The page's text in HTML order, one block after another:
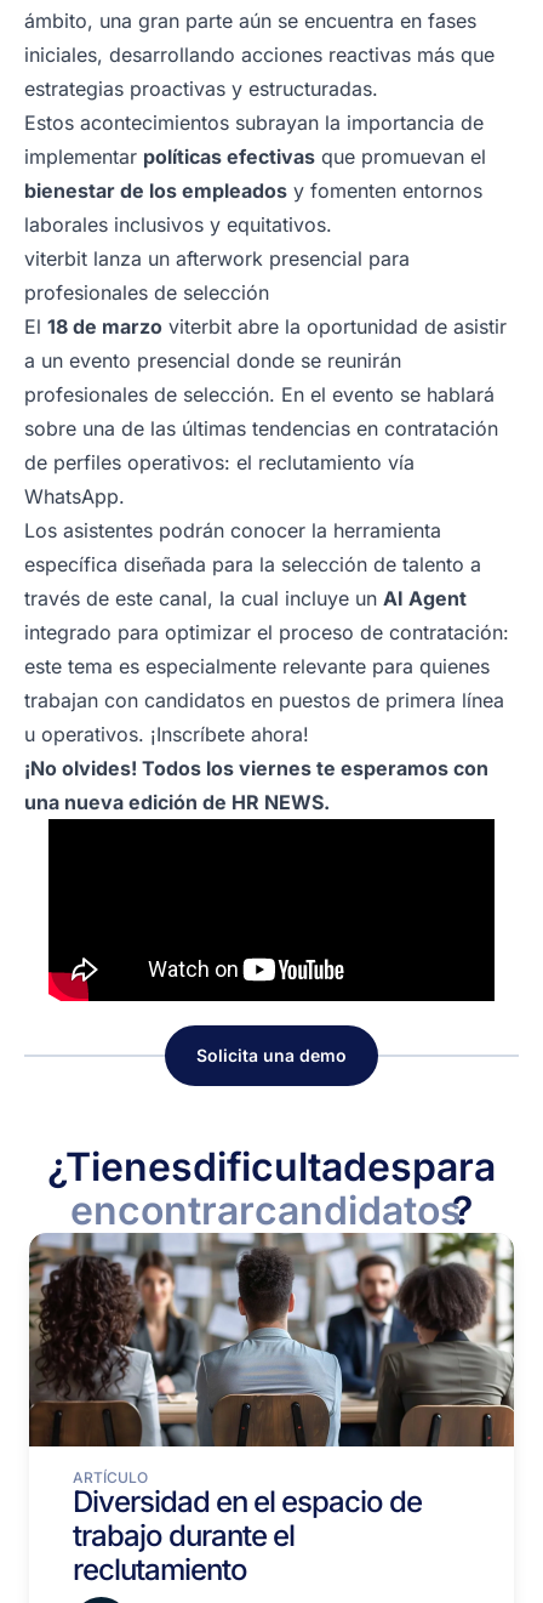
ámbito, una gran parte aún se encuentra en fases
iniciales, desarrollando acciones reactivas más que
estrategias proactivas y estructuradas.
Estos acontecimientos subrayan la importancia de
implementar políticas efectivas que promuevan el
bienestar de los empleados y fomenten entornos
laborales inclusivos y equitativos.
viterbit lanza un afterwork presencial para
profesionales de selección
El 18 de marzo viterbit abre la oportunidad de asistir
a un evento presencial donde se reunirán
profesionales de selección. En el evento se hablará
sobre una de las últimas tendencias en contratación
de perfiles operativos: el reclutamiento vía
WhatsApp.
Los asistentes podrán conocer la herramienta
específica diseñada para la selección de talento a
través de este canal, la cual incluye un AI Agent
integrado para optimizar el proceso de contratación:
este tema es especialmente relevante para quienes
trabajan con candidatos en puestos de primera línea
u operativos. ¡Inscríbete ahora!
¡No olvides! Todos los viernes te esperamos con
una nueva edición de HR NEWS.
Solicita una demo
¿Tienesdificultadespara
encontrarcandidatos?
ARTÍCULO
Diversidad en el espacio de
trabajo durante el
reclutamiento